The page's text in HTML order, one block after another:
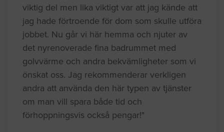
viktig del men lika viktigt var att jag kände att
jag hade förtroende för dom som skulle utföra
jobbet. Nu går vi här hemma och njuter av
det nyrenoverade fina badrummet med
golvvärme och andra bekvämligheter som vi
önskat oss. Jag rekommenderar verkligen
andra att använda den här typen av tjänster
om man vill spara både tid och
förhoppningsvis också pengar!"